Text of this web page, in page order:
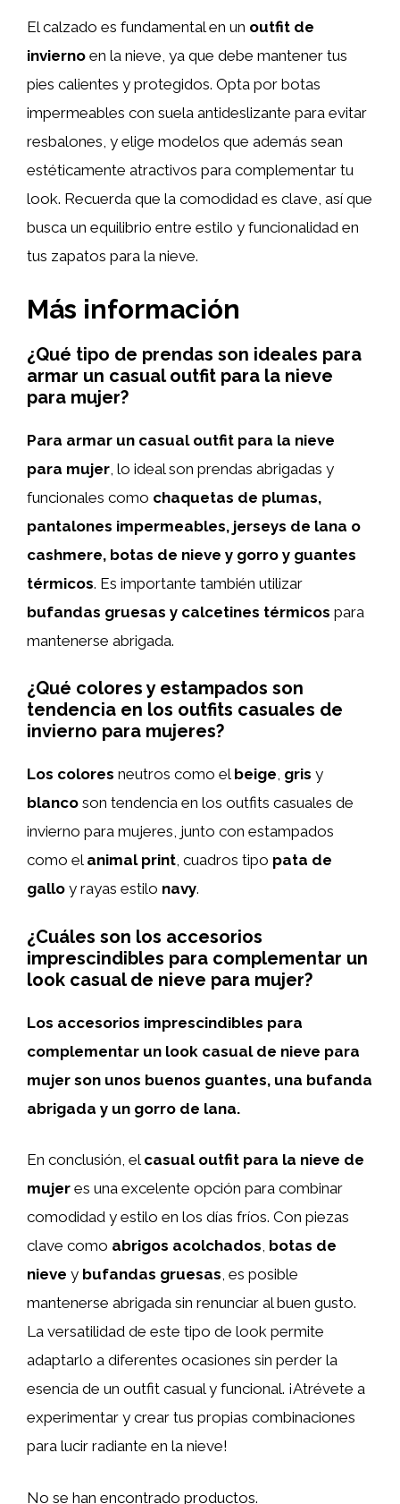
El calzado es fundamental en un outfit de
invierno en la nieve, ya que debe mantener tus
pies calientes y protegidos. Opta por botas
impermeables con suela antideslizante para evitar
resbalones, y elige modelos que además sean
estéticamente atractivos para complementar tu
look. Recuerda que la comodidad es clave, así que
busca un equilibrio entre estilo y funcionalidad en
tus zapatos para la nieve.
Más información
¿Qué tipo de prendas son ideales para
armar un casual outfit para la nieve
para mujer?
Para armar un casual outfit para la nieve
para mujer , lo ideal son prendas abrigadas y
funcionales como chaquetas de plumas,
pantalones impermeables, jerseys de lana o
cashmere, botas de nieve y gorro y guantes
térmicos. Es importante también utilizar
bufandas gruesas y calcetines térmicos para
mantenerse abrigada.
¿Qué colores y estampados son
tendencia en los outfits casuales de
invierno para mujeres?
Los colores neutros como el beige, gris y
blanco son tendencia en los outfits casuales de
invierno para mujeres, junto con estampados
como el animal print, cuadros tipo pata de
gallo y rayas estilo navy.
¿Cuáles son los accesorios
imprescindibles para complementar un
look casual de nieve para mujer?
Los accesorios imprescindibles para
complementar un look casual de nieve para
mujer son unos buenos guantes, una bufanda
abrigada y un gorro de lana.
En conclusión, el casual outfit para la nieve de
mujer es una excelente opción para combinar
comodidad y estilo en los días fríos. Con piezas
clave como abrigos acolchados, botas de
nieve y bufandas gruesas, es posible
mantenerse abrigada sin renunciar al buen gusto.
La versatilidad de este tipo de look permite
adaptarlo a diferentes ocasiones sin perder la
esencia de un outfit casual y funcional. ¡Atrévete a
experimentar y crear tus propias combinaciones
para lucir radiante en la nieve!
No se han encontrado productos.